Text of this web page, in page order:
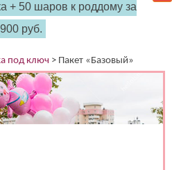
+ 50 шаров к роддому за
руб.
под ключ > Пакет «Базовый»